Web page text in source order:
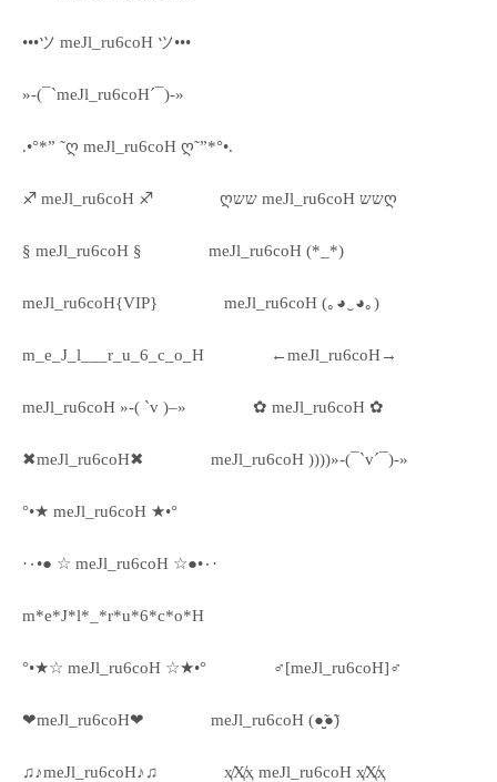
•••ツ meJl_ru6coH ツ•••
»-(¯`meJl_ru6coH´¯)-»
.•°*” ˜ღ meJl_ru6coH ღ˜”*°•.
♐ meJl_ru6coH ♐ ღשש meJl_ru6coH ששღ
§ meJl_ru6coH § meJl_ru6coH (*_*)
meJl_ru6coH{VIP} meJl_ru6coH (｡◕‿◕｡)
m_e_J_l___r_u_6_c_o_H ←meJl_ru6coH→
meJl_ru6coH »-( `v )–» ✿ meJl_ru6coH ✿
✖meJl_ru6coH✖ meJl_ru6coH ))))»-(¯`v´¯)-»
°•★ meJl_ru6coH ★•°
·٠•● ☆ meJl_ru6coH ☆●•٠·
m*e*J*l*_*r*u*6*c*o*H
°•★☆ meJl_ru6coH ☆★•° ♂[meJl_ru6coH]♂
❤meJl_ru6coH❤ meJl_ru6coH (●̮̮̃●̃)
♫♪meJl_ru6coH♪♫ ҳ̸Ҳ̸ҳ meJl_ru6coH ҳ̸Ҳ̸ҳ